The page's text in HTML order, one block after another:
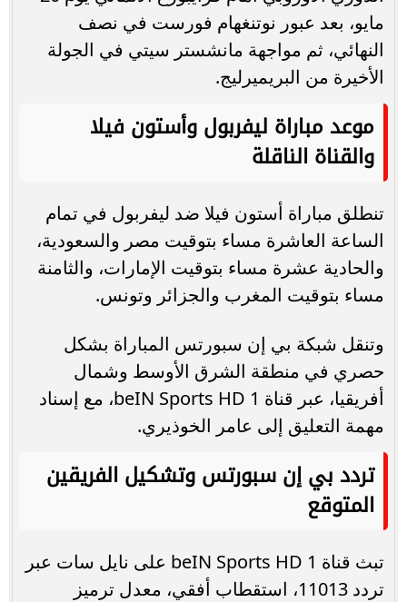
مايو، بعد عبور نوتنغهام فورست في نصف
النهائي، ثم مواجهة مانشستر سيتي في الجولة
الأخيرة من البريميرليج.
موعد مباراة ليفربول وأستون فيلا
والقناة الناقلة
تنطلق مباراة أستون فيلا ضد ليفربول في تمام
الساعة العاشرة مساء بتوقيت مصر والسعودية،
والحادية عشرة مساء بتوقيت الإمارات، والثامنة
مساء بتوقيت المغرب والجزائر وتونس.
وتنقل شبكة بي إن سبورتس المباراة بشكل
حصري في منطقة الشرق الأوسط وشمال
أفريقيا، عبر قناة beIN Sports HD 1، مع إسناد
مهمة التعليق إلى عامر الخوذيري.
تردد بي إن سبورتس وتشكيل الفريقين
المتوقع
تبث قناة beIN Sports HD 1 على نايل سات عبر
تردد 11013، استقطاب أفقي، معدل ترميز